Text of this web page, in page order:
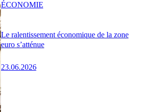
Le ralentissement économique de la zone
euro s’atténue
23.06.2026
ÉCONOMIE